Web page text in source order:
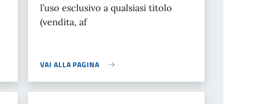
l’uso esclusivo a qualsiasi titolo
(vendita, af
VAI ALLA PAGINA